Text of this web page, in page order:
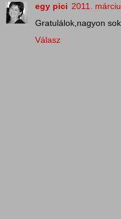
egy pici 2011.
Gratulálok,nagyon
Válasz